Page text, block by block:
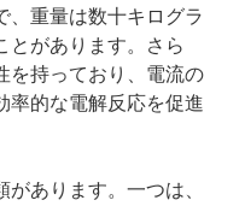
、重量は数十キログラ
とがあります。さら
を持っており、電流の
率的な電解反応を促進
あります。一つは、